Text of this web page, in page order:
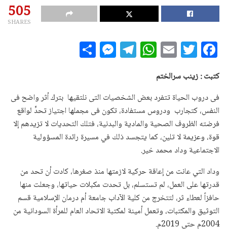
505
SHARES
F
a
c
e
b
o
o
k
T
w
it
te
r
E
m
ai
l
W
h
s
A
p
p
T
el
g
ra
m
M
es
n
g
e
r
r
e
كتبت : زينب سرالختم
فى دروب الحياة تتفرد بعض الشخصيات التى نلتقيها بترك أثر واضح فى
النفس، كتجارب ودروس مستفادة، تكون فى مجملها اجتياز تحدٍّ لواقع
فرضته الظروف الصحية والمادية والبدنية، فتلك التحديات لا تزيدهم إلا
قوة، وعزيمة لا تلين، كما يتجسد ذلك في مسيرة رائدة المسؤولية
الاجتماعية وداد محمد خير.
وداد التي عانت من إعاقة حركية لازمتها منذ صغرها، كادت أن تحد من
قدرتها على العمل، لم تستسلم، بل تحدت مكبلات حياتها، وجعلت منها
حافزاً لعطاء ثر، لتتخرج من كلية الآداب جامعة أم درمان الإسلامية قسم
التوثيق والمكتبات، وتعمل أمينة لمكتبة الاتحاد العام للمرأة السودانية من
2004م حتى 2019م.